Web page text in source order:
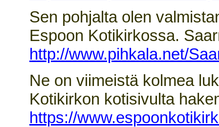
Sen pohjalta olen
Espoon Kotikirkossa.
http://www.pihkala.net/
Ne on viimeistä kolmea
Kotikirkon kotisivulta
https://